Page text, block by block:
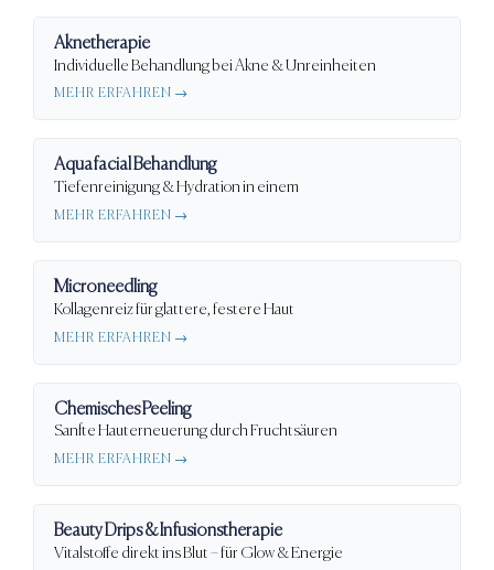
Aknetherapie
Individuelle Behandlung bei Akne & Unreinheiten
MEHR ERFAHREN →
Aquafacial Behandlung
Tiefenreinigung & Hydration in einem
MEHR ERFAHREN →
Microneedling
Kollagenreiz für glattere, festere Haut
MEHR ERFAHREN →
Chemisches Peeling
Sanfte Hauterneuerung durch Fruchtsäuren
MEHR ERFAHREN →
Beauty Drips & Infusionstherapie
Vitalstoffe direkt ins Blut – für Glow & Energie